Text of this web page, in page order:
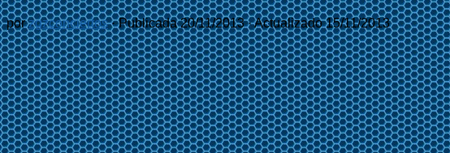
porzgzconciertos · Publicada20/11/2013· Actualizado15/11/2013